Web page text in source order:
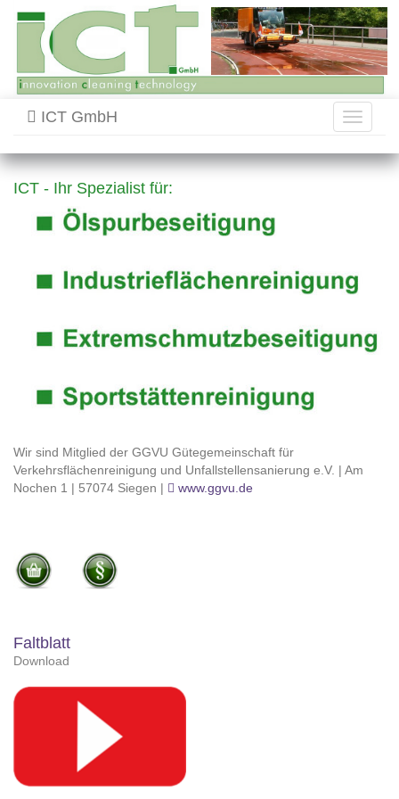
Toggle
ICT GmbH
ICT - Ihr Spezialist für:
Wir sind Mitglied der GGVU Gütegemeinschaft für
Verkehrsflächenreinigung und Unfallstellensanierung e.V. | Am
Nochen 1 | 57074 Siegen |
www.ggvu.de
Faltblatt
Download